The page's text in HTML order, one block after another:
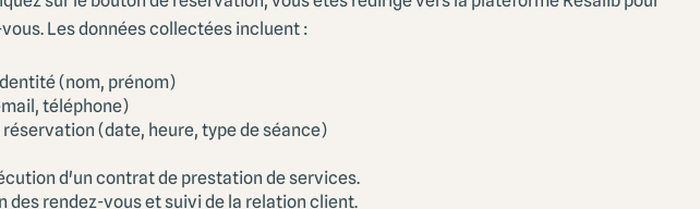
Les données collectées incluent :
(nom, prénom)
téléphone)
(date, heure, type de séance)
d'un contrat de prestation de services.
des rendez-vous et suivi de la relation client.